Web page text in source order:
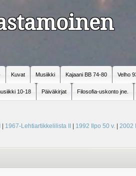
Kuvat Musiikki Kajaani BB 74-80 Velho
10-18 Päiväkirjat Filosofia-uskonto jne.
1967-Lehtiartikkelilista II 1992 Ilpo 50 v. 2002